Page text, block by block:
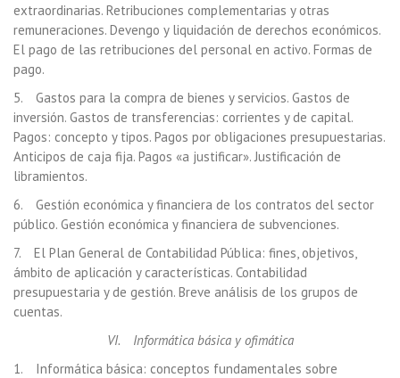
extraordinarias. Retribuciones complementarias y otras
remuneraciones. Devengo y liquidación de derechos económicos.
El pago de las retribuciones del personal en activo. Formas de
pago.
5. Gastos para la compra de bienes y servicios. Gastos de
inversión. Gastos de transferencias: corrientes y de capital.
Pagos: concepto y tipos. Pagos por obligaciones presupuestarias.
Anticipos de caja fija. Pagos «a justificar». Justificación de
libramientos.
6. Gestión económica y financiera de los contratos del sector
público. Gestión económica y financiera de subvenciones.
7. El Plan General de Contabilidad Pública: fines, objetivos,
ámbito de aplicación y características. Contabilidad
presupuestaria y de gestión. Breve análisis de los grupos de
cuentas.
VI. Informática básica y ofimática
1. Informática básica: conceptos fundamentales sobre